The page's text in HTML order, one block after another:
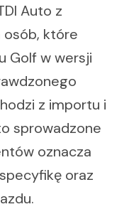
Auto z
które
Golf w wersji
z importu i
sprowadzone
oznacza
oraz